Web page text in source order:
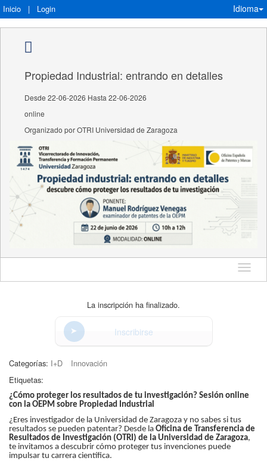
Inicio | Login Idioma
Propiedad Industrial: entrando en detalles
Desde 22-06-2026 Hasta 22-06-2026
online
Organizado por OTRI Universidad de Zaragoza
Idioma
La inscripción ha finalizado.
Inscribirse
Categorías: I+D
Innovación
Etiquetas:
¿Cómo proteger los resultados de tu investigación? Sesión online
con la OEPM sobre Propiedad Industrial
¿Eres investigador de la Universidad de Zaragoza y no sabes si tus
resultados se pueden patentar? Desde la Oficina de Transferencia de
Resultados de Investigación (OTRI) de la Universidad de Zaragoza,
te invitamos a descubrir cómo proteger tus invenciones puede
impulsar tu carrera científica.